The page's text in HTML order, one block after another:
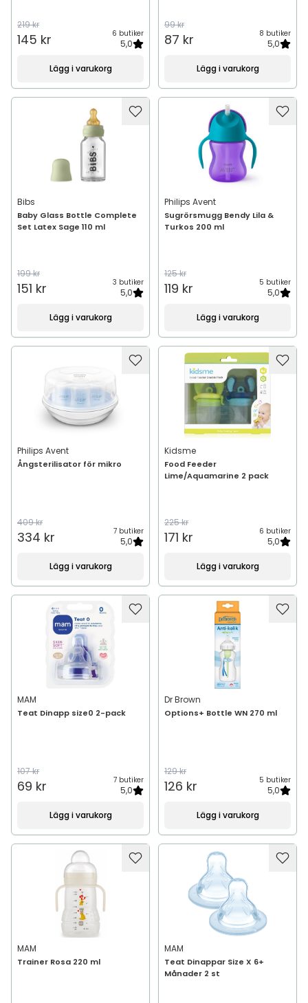
219 kr
145 kr 6 butiker
5,0
Lägg i varukorg
99 kr
87 kr 8 butiker
5,0
Lägg i varukorg
Bibs
Baby Glass Bottle Complete
Set Latex Sage 110 ml
199 kr
151 kr 3 butiker
5,0
Lägg i varukorg
Philips Avent
Sugrörsmugg Bendy Lila &
Turkos 200 ml
125 kr
119 kr 5 butiker
5,0
Lägg i varukorg
Philips Avent
Ångsterilisator för mikro
409 kr
334 kr 7 butiker
5,0
Lägg i varukorg
Kidsme
Food Feeder
Lime/Aquamarine 2 pack
225 kr
171 kr 6 butiker
5,0
Lägg i varukorg
MAM
Teat Dinapp size0 2-pack
107 kr
69 kr 7 butiker
5,0
Lägg i varukorg
Dr Brown
Options+ Bottle WN 270 ml
129 kr
126 kr 5 butiker
5,0
Lägg i varukorg
MAM
Trainer Rosa 220 ml
MAM
Teat Dinappar Size X 6+
Månader 2 st